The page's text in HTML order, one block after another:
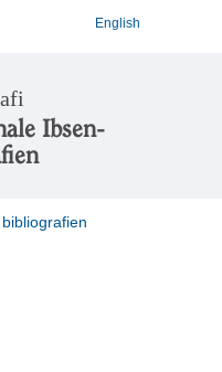
English
Ibsen-